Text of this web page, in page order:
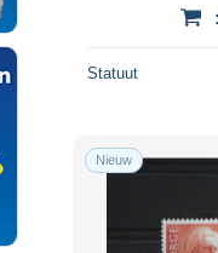
BAY
Statuut
Nieuw